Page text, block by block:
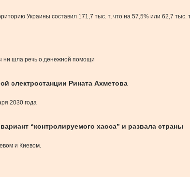
Украины составил 171,7 тыс. т, что на 57,5% или 62,7
ни шла речь о денежной помощи
электростанции Рината Ахметова
2030 года
“контролируемого хаоса” и развала страны
и Киевом.